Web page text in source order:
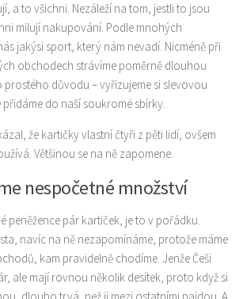
a to všichni. Nezáleží na tom, jestli to jsou
milují nakupování. Podle mnohých
jakýsi sport, který nám nevadí. Nicméně při
obchodech strávíme poměrně dlouhou
důvodu – vyřizujeme si slevovou
do naší soukromé sbírky.
že kartičky vlastní čtyři z pěti lidí, ovšem
Většinou se na ně zapomene.
nespočetné množství
peněžence pár kartiček, je to v pořádku.
navíc na ně nezapomínáme, protože máme
kam pravidelně chodíme. Jenže Češi
ale mají rovnou několik desítek, proto když si